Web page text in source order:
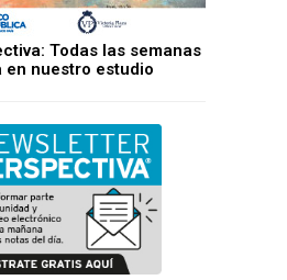
Todas las semanas
en nuestro estudio